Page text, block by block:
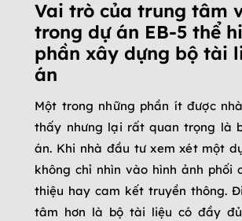
Vai trò của trung tâm
trong dự án EB-5 thể
phần xây dựng bộ tài
án
Một trong những phần ít được
thấy nhưng lại rất quan trọng là
án. Khi nhà đầu tư xem xét một
không chỉ nhìn vào hình ảnh phối
thiệu hay cam kết truyền thông.
tâm hơn là bộ tài liệu có đầy